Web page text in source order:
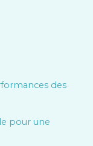
des
pour une